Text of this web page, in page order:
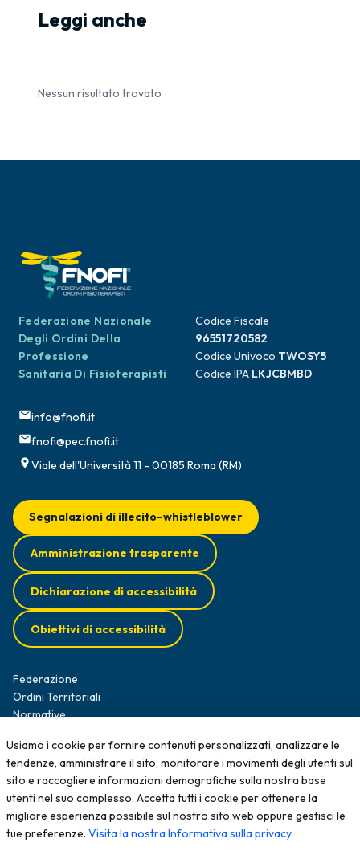
Leggi anche
Nessun risultato trovato
Federazione Nazionale
Degli Ordini Della
Professione
Sanitaria Di Fisioterapisti
Codice Fiscale
96551720582
Codice Univoco TWOSY5
Codice IPA LKJCBMBD
info@fnofi.it
fnofi@pec.fnofi.it
Viale dell'Università 11 - 00185 Roma (RM)
Federazione
Ordini Territoriali
Normative
Opportunità professionali
Formazione
News
Contatti
Segnalazioni di illecito–whistleblower
Amministrazione trasparente
Dichiarazione di accessibilità
Obiettivi di accessibilità
Usiamo i cookie per fornire contenuti personalizzati, analizzare le
tendenze, amministrare il sito, monitorare i movimenti degli utenti sul
sito e raccogliere informazioni demografiche sulla nostra base
utenti nel suo complesso. Accetta tutti i cookie per ottenere la
migliore esperienza possibile sul nostro sito web oppure gestisci le
tue preferenze. Visita la nostra Informativa sulla privacy